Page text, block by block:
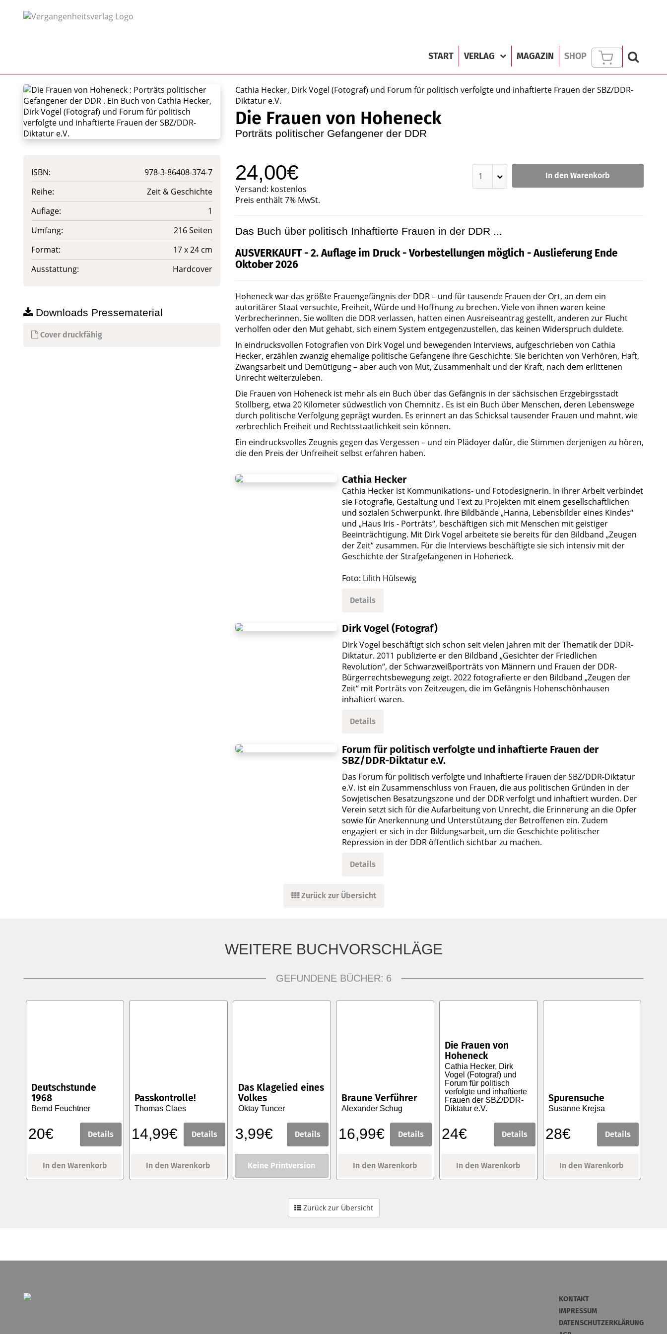
START VERLAG MAGAZIN SHOP
ISBN:
978-3-86408-374-7
Reihe:
Zeit & Geschichte
Auflage:
1
Umfang:
216 Seiten
Format:
17 x 24 cm
Ausstattung:
Hardcover
Downloads Pressematerial
Cover druckfähig
Cathia Hecker, Dirk Vogel (Fotograf) und Forum für politisch verfolgte und inhaftierte Frauen der SBZ/DDR-
Diktatur e.V.
Die Frauen von Hoheneck
Porträts politischer Gefangener der DDR
24,00€
Versand: kostenlos
Preis enthält 7% MwSt.
In den Warenkorb
Das Buch über politisch Inhaftierte Frauen in der DDR ...
AUSVERKAUFT - 2. Auflage im Druck - Vorbestellungen möglich - Auslieferung Ende
Oktober 2026
Hoheneck war das größte Frauengefängnis der DDR – und für tausende Frauen der Ort, an dem ein
autoritärer Staat versuchte, Freiheit, Würde und Hoffnung zu brechen. Viele von ihnen waren keine
Verbrecherinnen. Sie wollten die DDR verlassen, hatten einen Ausreiseantrag gestellt, anderen zur Flucht
verholfen oder den Mut gehabt, sich einem System entgegenzustellen, das keinen Widerspruch duldete.
In eindrucksvollen Fotografien von Dirk Vogel und bewegenden Interviews, aufgeschrieben von Cathia
Hecker, erzählen zwanzig ehemalige politische Gefangene ihre Geschichte. Sie berichten von Verhören, Haft,
Zwangsarbeit und Demütigung – aber auch von Mut, Zusammenhalt und der Kraft, nach dem erlittenen
Unrecht weiterzuleben.
Die Frauen von Hoheneck ist mehr als ein Buch über das Gefängnis in der sächsischen Erzgebirgsstadt
Stollberg, etwa 20 Kilometer südwestlich von Chemnitz . Es ist ein Buch über Menschen, deren Lebenswege
durch politische Verfolgung geprägt wurden. Es erinnert an das Schicksal tausender Frauen und mahnt, wie
zerbrechlich Freiheit und Rechtsstaatlichkeit sein können.
Ein eindrucksvolles Zeugnis gegen das Vergessen – und ein Plädoyer dafür, die Stimmen derjenigen zu hören,
die den Preis der Unfreiheit selbst erfahren haben.
Cathia Hecker
Cathia Hecker ist Kommunikations- und Fotodesignerin. In ihrer Arbeit verbindet
sie Fotografie, Gestaltung und Text zu Projekten mit einem gesellschaftlichen
und sozialen Schwerpunkt. Ihre Bildbände „Hanna, Lebensbilder eines Kindes“
und „Haus Iris - Porträts“, beschäftigen sich mit Menschen mit geistiger
Beeinträchtigung. Mit Dirk Vogel arbeitete sie bereits für den Bildband „Zeugen
der Zeit“ zusammen. Für die Interviews beschäftigte sie sich intensiv mit der
Geschichte der Strafgefangenen in Hoheneck.
Foto: Lilith Hülsewig
Details
Dirk Vogel (Fotograf)
Dirk Vogel beschäftigt sich schon seit vielen Jahren mit der Thematik der DDR-
Diktatur. 2011 publizierte er den Bildband „Gesichter der Friedlichen
Revolution“, der Schwarzweißporträts von Männern und Frauen der DDR-
Bürgerrechtsbewegung zeigt. 2022 fotografierte er den Bildband „Zeugen der
Zeit“ mit Porträts von Zeitzeugen, die im Gefängnis Hohenschönhausen
inhaftiert waren.
Details
Forum für politisch verfolgte und inhaftierte Frauen der
SBZ/DDR-Diktatur e.V.
Das Forum für politisch verfolgte und inhaftierte Frauen der SBZ/DDR-Diktatur
e.V. ist ein Zusammenschluss von Frauen, die aus politischen Gründen in der
Sowjetischen Besatzungszone und der DDR verfolgt und inhaftiert wurden. Der
Verein setzt sich für die Aufarbeitung von Unrecht, die Erinnerung an die Opfer
sowie für Anerkennung und Unterstützung der Betroffenen ein. Zudem
engagiert er sich in der Bildungsarbeit, um die Geschichte politischer
Repression in der DDR öffentlich sichtbar zu machen.
Details
Zurück zur Übersicht
WEITERE BUCHVORSCHLÄGE
GEFUNDENE BÜCHER: 6
Deutschstunde
1968
Bernd Feuchtner
20€ Details
In den Warenkorb
Passkontrolle!
Thomas Claes
14,99€ Details
In den Warenkorb
Das Klagelied eines
Volkes
Oktay Tuncer
3,99€ Details
Keine Printversion
Braune Verführer
Alexander Schug
16,99€ Details
In den Warenkorb
Die Frauen von
Hoheneck
Cathia Hecker, Dirk
Vogel (Fotograf) und
Forum für politisch
verfolgte und inhaftierte
Frauen der SBZ/DDR-
Diktatur e.V.
24€ Details
In den Warenkorb
Spurensuche
Susanne Krejsa
28€ Details
In den Warenkorb
Zurück zur Übersicht
KONTAKT
IMPRESSUM
DATENSCHUTZERKLÄRUNG